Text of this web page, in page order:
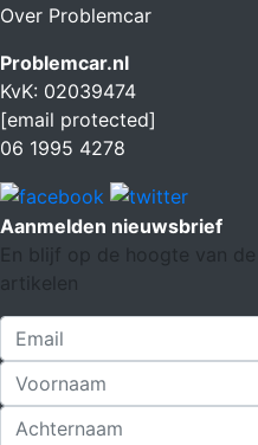
Over Problemcar
Problemcar.nl
KvK: 02039474
[email protected]
06 1995 4278
Aanmelden nieuwsbrief
En blijf op de hoogte van
artikelen